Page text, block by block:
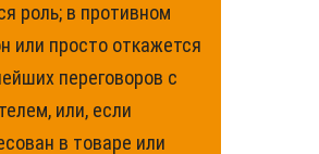
роль; в противном
или просто откажется
переговоров с
или, если
в товаре или